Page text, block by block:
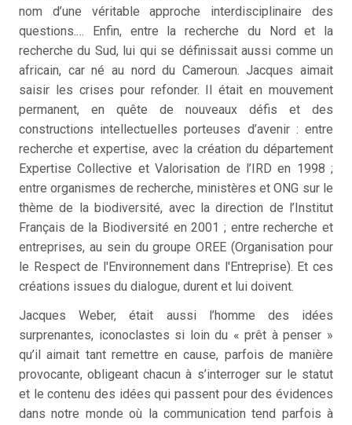
nom d’une véritable approche interdisciplinaire des
questions.… Enfin, entre la recherche du Nord et la
recherche du Sud, lui qui se définissait aussi comme un
africain, car né au nord du Cameroun. Jacques aimait
saisir les crises pour refonder. Il était en mouvement
permanent, en quête de nouveaux défis et des
constructions intellectuelles porteuses d’avenir : entre
recherche et expertise, avec la création du département
Expertise Collective et Valorisation de l’IRD en 1998 ;
entre organismes de recherche, ministères et ONG sur le
thème de la biodiversité, avec la direction de l’Institut
Français de la Biodiversité en 2001 ; entre recherche et
entreprises, au sein du groupe OREE (Organisation pour
le Respect de l'Environnement dans l'Entreprise). Et ces
créations issues du dialogue, durent et lui doivent.
Jacques Weber, était aussi l’homme des idées
surprenantes, iconoclastes si loin du « prêt à penser »
qu’il aimait tant remettre en cause, parfois de manière
provocante, obligeant chacun à s’interroger sur le statut
et le contenu des idées qui passent pour des évidences
dans notre monde où la communication tend parfois à